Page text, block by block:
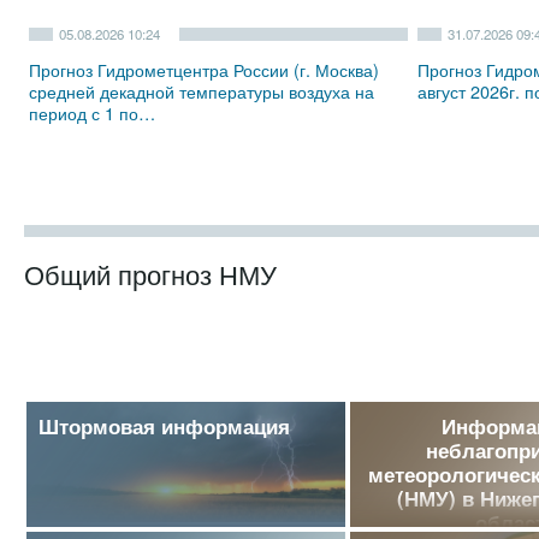
05.08.2026 10:24
Прогноз Гидрометцентра России (г. Москва)
средней декадной температуры воздуха на
период с 1 по…
31.07.2026
Прогноз
август 2026г.
Общий прогноз НМУ
Штормовая информация
(НМУ) в